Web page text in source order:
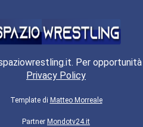
Per
Privacy Policy
Template di Matteo Morreale
Partner Mondotv24.it